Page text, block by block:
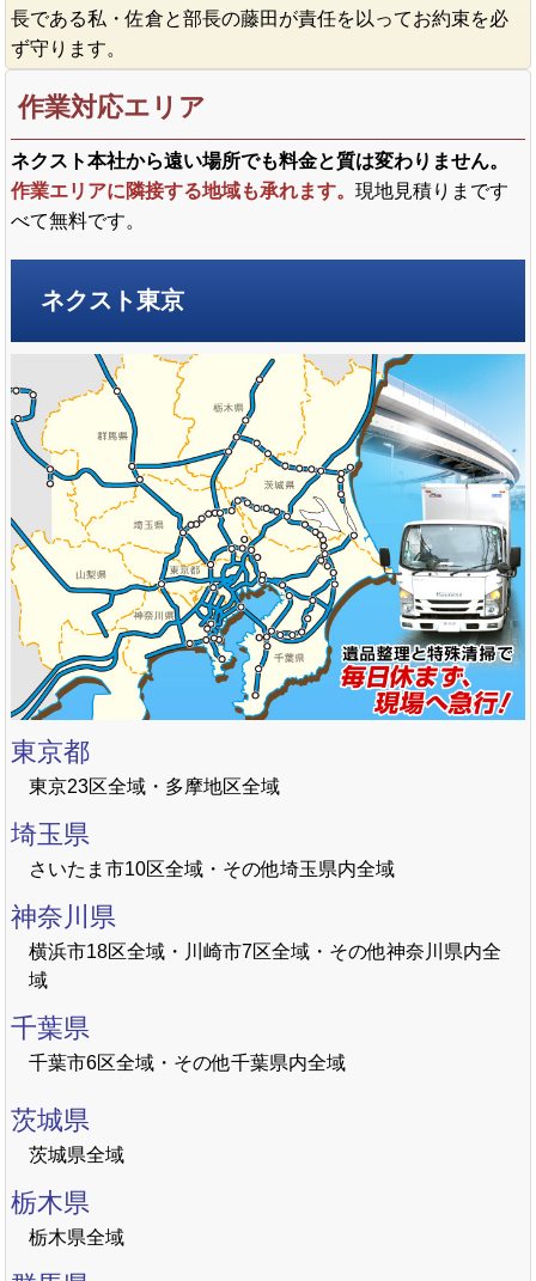
長である私・佐倉と部長の藤田が責任を以ってお約束を必
ず守ります。
作業対応エリア
ネクスト本社から遠い場所でも料金と質は変わりません。
作業エリアに隣接する地域も承れます。現地見積りまです
べて無料です。
ネクスト東京
東京都
東京23区全域・多摩地区全域
埼玉県
さいたま市10区全域・その他埼玉県内全域
神奈川県
横浜市18区全域・川崎市7区全域・その他神奈川県内全
域
千葉県
千葉市6区全域・その他千葉県内全域
茨城県
茨城県全域
栃木県
栃木県全域